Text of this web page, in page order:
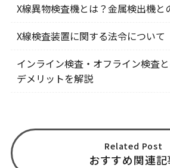
X線異物検査機とは？金属検出機と
X線検査装置に関する法令について
インライン検査・オフライン検査
デメリットを解説
Related Post
おすすめ関連記